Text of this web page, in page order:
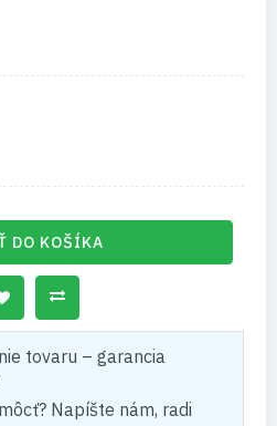
DO KOŠÍKA
tovaru – garancia
Napíšte nám, radi